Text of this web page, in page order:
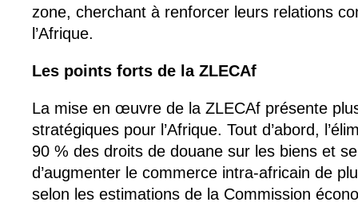
zone, cherchant à renforcer leurs relations
l’Afrique.
Les points forts de la ZLECAf
La mise en œuvre de la ZLECAf présente
stratégiques pour l’Afrique. Tout d’abord,
90 % des droits de douane sur les biens et
d’augmenter le commerce intra-africain de
selon les estimations de la Commission